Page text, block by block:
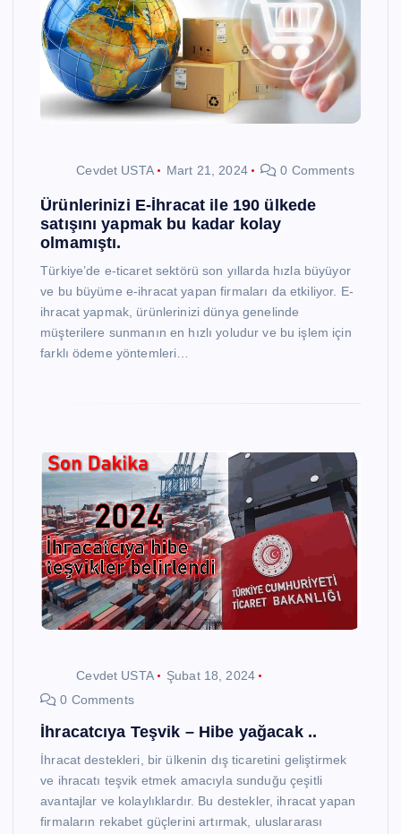
Cevdet USTA Mart 21, 2024 0 Comments
Ürünlerinizi E-İhracat ile 190 ülkede
satışını yapmak bu kadar kolay
olmamıştı.
Türkiye’de e-ticaret sektörü son yıllarda hızla büyüyor
ve bu büyüme e-ihracat yapan firmaları da etkiliyor. E-
ihracat yapmak, ürünlerinizi dünya genelinde
müşterilere sunmanın en hızlı yoludur ve bu işlem için
farklı ödeme yöntemleri…
Cevdet USTA
Şubat 18, 2024
0 Comments
İhracatcıya Teşvik – Hibe yağacak ..
İhracat destekleri, bir ülkenin dış ticaretini geliştirmek
ve ihracatı teşvik etmek amacıyla sunduğu çeşitli
avantajlar ve kolaylıklardır. Bu destekler, ihracat yapan
firmaların rekabet güçlerini artırmak, uluslararası